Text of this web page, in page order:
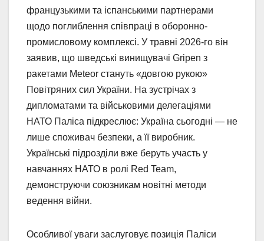
французькими та іспанськими партнерами
щодо поглиблення співпраці в оборонно-
промисловому комплексі. У травні 2026-го він
заявив, що шведські винищувачі Gripen з
ракетами Meteor стануть «довгою рукою»
Повітряних сил України. На зустрічах з
дипломатами та військовими делегаціями
НАТО Паліса підкреслює: Україна сьогодні — не
лише споживач безпеки, а її виробник.
Українські підрозділи вже беруть участь у
навчаннях НАТО в ролі Red Team,
демонструючи союзникам новітні методи
ведення війни.
Особливої уваги заслуговує позиція Паліси